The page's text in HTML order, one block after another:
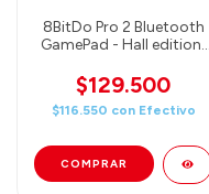
8BitDo Pro 2 Bluetooth
GamePad - Hall edition/
$129.500
$116.550 con Efectivo